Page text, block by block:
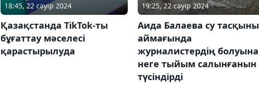
18:45, 22 сәуір 2024
Қазақстанда TikTok-ты
бұғаттау мәселесі
қарастырылуда
19:25, 22 сәуір 2024
Аида Балаева су тасқыны
аймағында
журналистердің болуына
неге тыйым салынғанын
түсіндірді